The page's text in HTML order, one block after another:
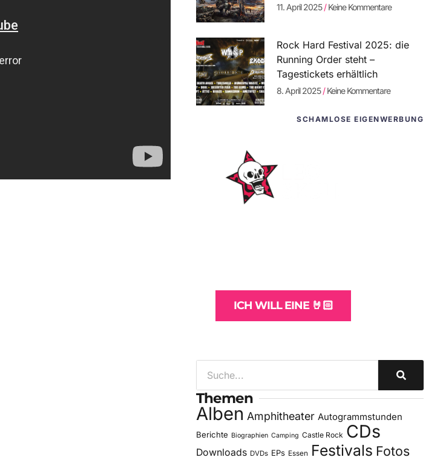
11. April 2025 Keine Kommentare
Rock Hard Festival 2025: die
Running Order steht –
Tagestickets erhältlich
8. April 2025 Keine Kommentare
SCHAMLOSE EIGENWERBUNG
ICH WILL EINE 🤘🏻
Themen
Alben Amphitheater Autogrammstunden
Berichte Biographien Camping Castle Rock CDs
Downloads DVDs EPs Essen Festivals Fotos